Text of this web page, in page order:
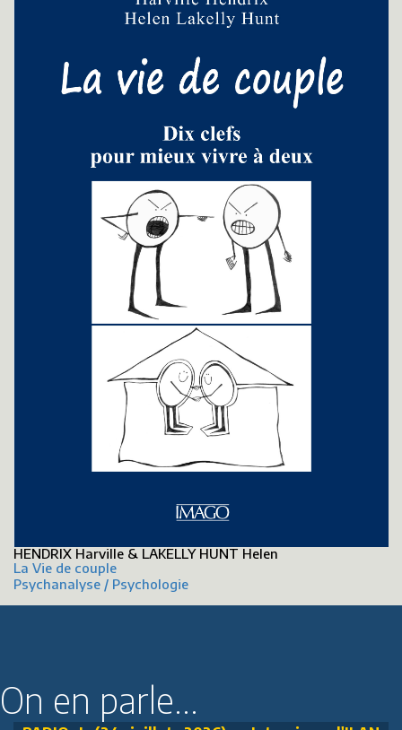
HENDRIX Harville & LAKELLY HUNT Helen
La Vie de couple
Psychanalyse / Psychologie
On en parle...